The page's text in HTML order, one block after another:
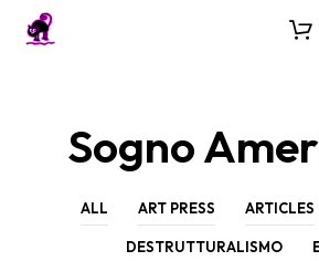
Sogno
ALL ART PRESS ARTICLES
DESTRUTTURALISMO